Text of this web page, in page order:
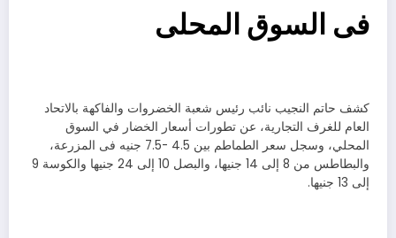
فى السوق المحلى
كشف حاتم النجيب نائب رئيس شعبة الخضروات والفاكهة بالاتحاد
العام للغرف التجارية، عن تطورات أسعار الخضار في السوق
المحلي، وسجل سعر الطماطم بين 4.5 -7.5 جنيه فى المزرعة،
والبطاطس من 8 إلى 14 جنيها، والبصل 10 إلى 24 جنيها والكوسة 9
إلى 13 جنيها.